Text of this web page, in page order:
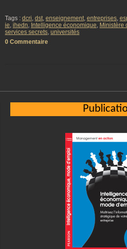
Tags : dcri, dst, enseignement, entreprises,
ie, ihedn, Intelligence économique, Ministère
services secrets, universités
0 Commentaire